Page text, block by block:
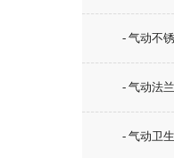
- 气动不
- 气动法
- 气动卫